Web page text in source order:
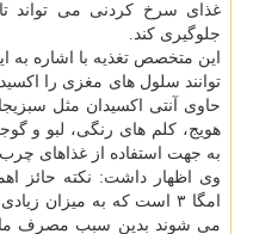
غذای سرخ کردنی می تواند تا
جلوگیری کند.
این متخصص تغذیه با اشاره به
توانند سلول های مغزی را
حاوی آنتی اکسیدان مثل
هویج، کلم های رنگی، لبو و
به جهت استفاده از غذاهای
وی اظهار داشت: نکته حائز
امگا ۳ است که به میزان